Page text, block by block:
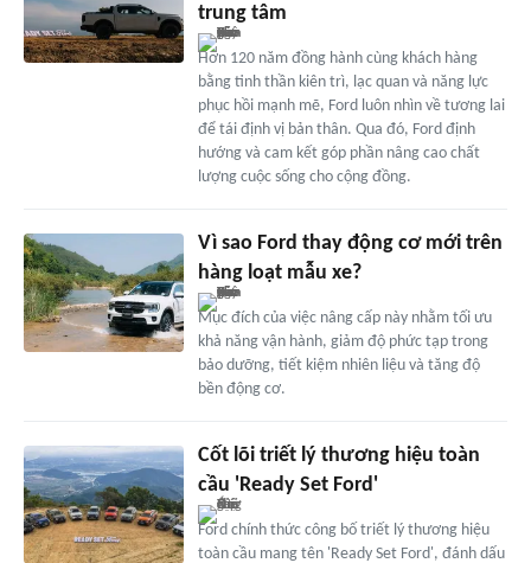
trung tâm
Hơn 120 năm đồng hành cùng khách hàng
bằng tinh thần kiên trì, lạc quan và năng lực
phục hồi mạnh mẽ, Ford luôn nhìn về tương lai
để tái định vị bản thân. Qua đó, Ford định
hướng và cam kết góp phần nâng cao chất
lượng cuộc sống cho cộng đồng.
Vì sao Ford thay động cơ mới trên
hàng loạt mẫu xe?
Mục đích của việc nâng cấp này nhằm tối ưu
khả năng vận hành, giảm độ phức tạp trong
bảo dưỡng, tiết kiệm nhiên liệu và tăng độ
bền động cơ.
Cốt lõi triết lý thương hiệu toàn
cầu 'Ready Set Ford'
Ford chính thức công bố triết lý thương hiệu
toàn cầu mang tên 'Ready Set Ford', đánh dấu